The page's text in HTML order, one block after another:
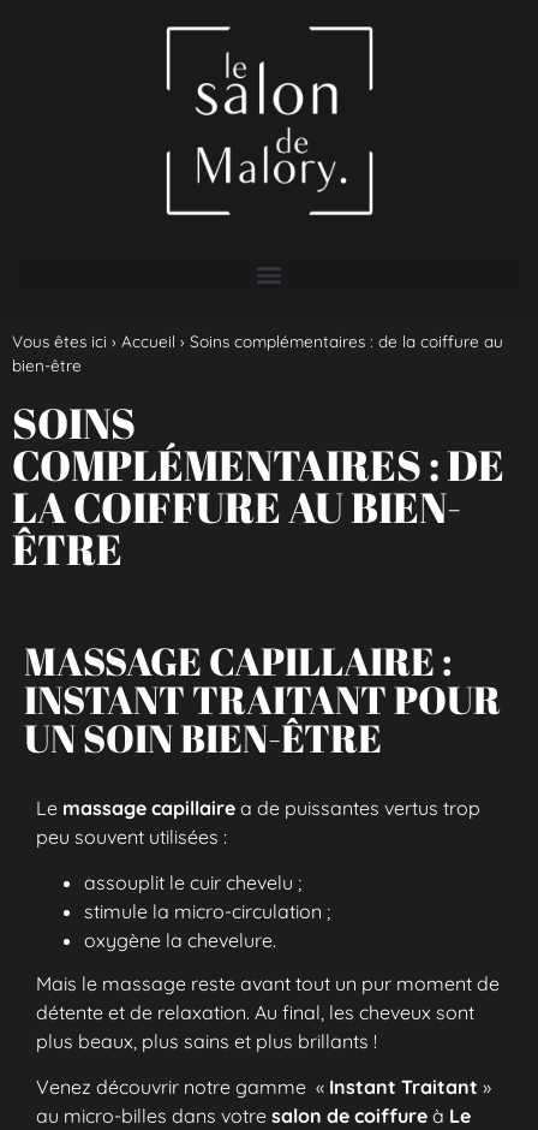
Vous êtes ici › Accueil › Soins complémentaires : de la coiffure au
bien-être
SOINS
COMPLÉMENTAIRES : DE
LA COIFFURE AU BIEN-
ÊTRE
MASSAGE CAPILLAIRE :
INSTANT TRAITANT POUR
UN SOIN BIEN-ÊTRE
Le massage capillaire a de puissantes vertus trop
peu souvent utilisées :
assouplit le cuir chevelu ;
stimule la micro-circulation ;
oxygène la chevelure.
Mais le massage reste avant tout un pur moment de
détente et de relaxation. Au final, les cheveux sont
plus beaux, plus sains et plus brillants !
Venez découvrir notre gamme « Instant Traitant »
au micro-billes dans votre salon de coiffure à Le